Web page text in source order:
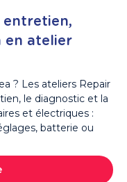
entretien,
en atelier
? Les ateliers Repair
le diagnostic et la
et électriques :
batterie ou